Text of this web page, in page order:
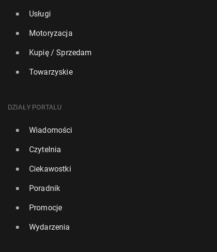
Usługi
Motoryzacja
Kupię / Sprzedam
Towarzyskie
DZIAŁY PORTALU
Wiadomości
Czytelnia
Ciekawostki
Poradnik
Promocje
Wydarzenia